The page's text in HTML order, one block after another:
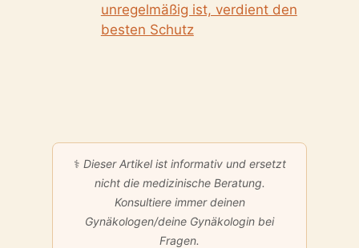
unregelmäßig ist, verdient den
besten Schutz
⚕️ Dieser Artikel ist informativ und ersetzt
nicht die medizinische Beratung.
Konsultiere immer deinen
Gynäkologen/deine Gynäkologin bei
Fragen.